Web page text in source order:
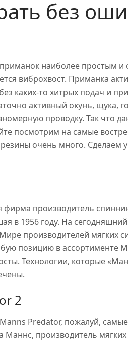
без
наиболее простым
виброхвост. Приманка
каких-то хитрых подач и
активный окунь, щука,
проводку. Так что
посмотрим на самые
очень много. Сделаем
фирма производитель
в 1956 году. На
производителей мягких
позицию в ассортименте
Технологии, которые
2
Predator, пожалуй,
Маннс, производитель